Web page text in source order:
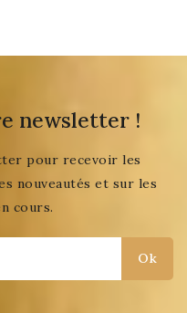
newsletter !
pour recevoir les
nouveautés et sur les
cours.